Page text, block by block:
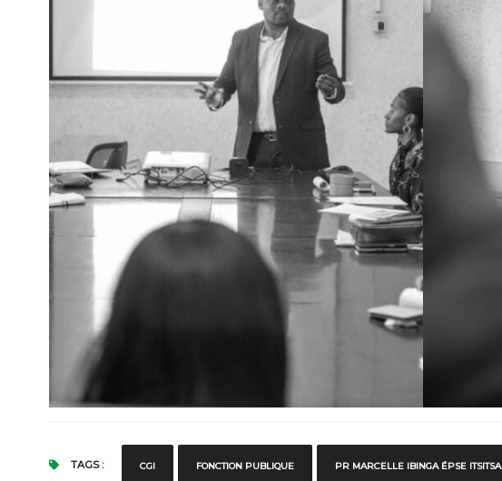
TAGS : CGI FONCTION PUBLIQUE PR MARCELLE IBINGA ÉPSE ITSITSA